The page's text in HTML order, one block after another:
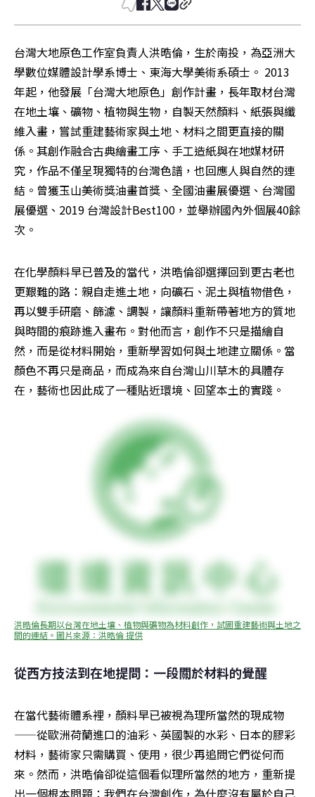
台灣大地原色工作室負責人洪晧倫，生於南投，為亞洲大
學數位媒體設計學系博士、東海大學美術系碩士。 2013
年起，他發展「台灣大地原色」創作計畫，長年取材台灣
在地土壤、礦物、植物與生物，自製天然顏料、紙張與纖
維入畫，嘗試重建藝術家與土地、材料之間更直接的關
係。其創作融合古典繪畫工序、手工造紙與在地媒材研
究，作品不僅呈現獨特的台灣色譜，也回應人與自然的連
結。曾獲玉山美術獎油畫首獎、全國油畫展優選、台灣國
展優選、2019 台灣設計Best100，並舉辦國內外個展40餘
次。
在化學顏料早已普及的當代，洪晧倫卻選擇回到更古老也
更艱難的路：親自走進土地，向礦石、泥土與植物借色，
再以雙手研磨、篩濾、調製，讓顏料重新帶著地方的質地
與時間的痕跡進入畫布。對他而言，創作不只是描繪自
然，而是從材料開始，重新學習如何與土地建立關係。當
顏色不再只是商品，而成為來自台灣山川草木的具體存
在，藝術也因此成了一種貼近環境、回望本土的實踐。
洪晧倫長期以台灣在地土壤、植物與礦物為材料創作，試圖重建藝術與土地之
間的連結。圖片來源：洪晧倫 提供
從西方技法到在地提問：一段關於材料的覺醒
在當代藝術體系裡，顏料早已被視為理所當然的現成物
——從歐洲荷蘭進口的油彩、英國製的水彩、日本的膠彩
材料，藝術家只需購買、使用，很少再追問它們從何而
來。然而，洪晧倫卻從這個看似理所當然的地方，重新提
出一個根本問題：我們在台灣創作，為什麼沒有屬於自己